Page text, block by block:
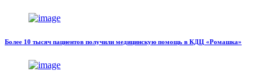
Более 10 тысяч пациентов получили медицинскую помощь в КДЦ «Ромашка»